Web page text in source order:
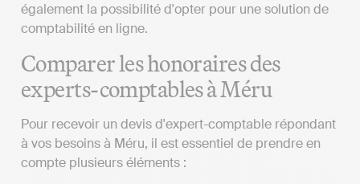
également la possibilité d'opter pour une solution de
comptabilité en ligne.
Comparer les honoraires des
experts-comptables à Méru
Pour recevoir un devis d'expert-comptable répondant
à vos besoins à Méru, il est essentiel de prendre en
compte plusieurs éléments :